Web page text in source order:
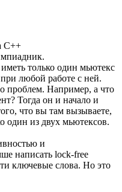
C++
только один мьютекс
любой работе с ней.
проблем. Например, а что
Тогда он и начало и
что вы там вызываете,
один из двух мьютексов.
и
написать lock-free
ключевые слова. Но это